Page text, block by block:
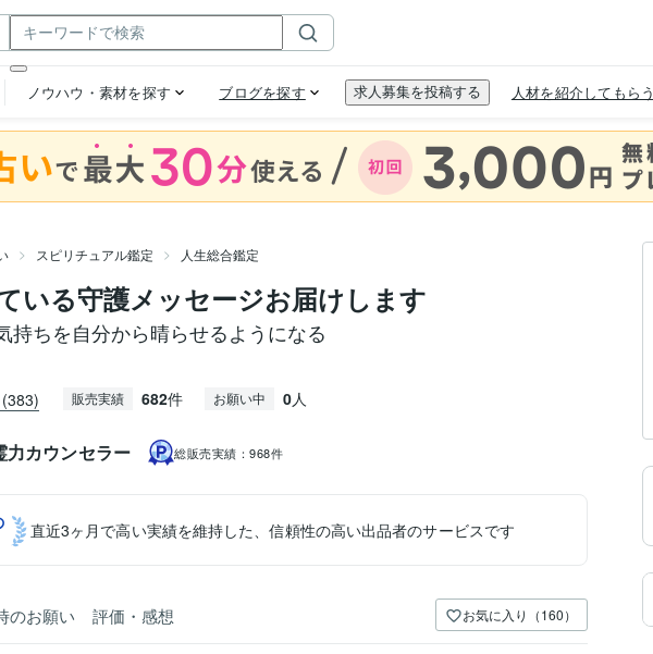
スピリチュアル鑑定 人生総合鑑定
いる守護メッセージお届けします
持ちを自分から晴らせるようになる
(383) 販売実績 682件 お願い中 0人
力カウンセラー 総販売実績：968件
直近3ヶ月で高い実績を維持した、信頼性の高い出品者のサービスです
のお願い 評価・感想 お気に入り（160）